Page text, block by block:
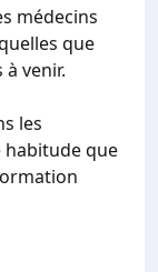
médecins
que
venir.
les
habitude que